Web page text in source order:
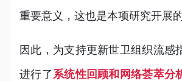
重要意义，这也是本项研究开展
因此，为支持更新世卫组织流感
进行了系统性回顾和网络荟萃分